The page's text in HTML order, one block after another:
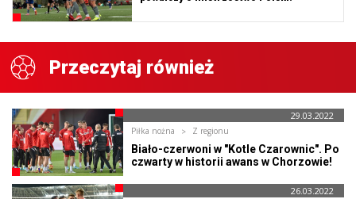
Przeczytaj również
29.03.2022
Piłka nożna Z regionu
Biało-czerwoni w "Kotle Czarownic". Po
czwarty w historii awans w Chorzowie!
26.03.2022